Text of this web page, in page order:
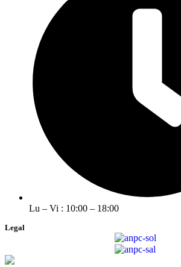
Lu – Vi : 10:00 – 18:00
Legal